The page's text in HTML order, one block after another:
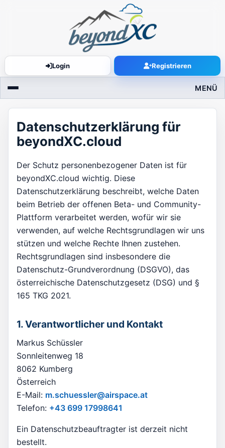
Login Registrieren
MENÜ
Datenschutzerklärung für
beyondXC.cloud
Der Schutz personenbezogener Daten ist für
beyondXC.cloud wichtig. Diese
Datenschutzerklärung beschreibt, welche Daten
beim Betrieb der offenen Beta- und Community-
Plattform verarbeitet werden, wofür wir sie
verwenden, auf welche Rechtsgrundlagen wir uns
stützen und welche Rechte Ihnen zustehen.
Rechtsgrundlagen sind insbesondere die
Datenschutz-Grundverordnung (DSGVO), das
österreichische Datenschutzgesetz (DSG) und §
165 TKG 2021.
1. Verantwortlicher und Kontakt
Markus Schüssler
Sonnleitenweg 18
8062 Kumberg
Österreich
E-Mail: m.schuessler@airspace.at
Telefon: +43 699 17998641
Ein Datenschutzbeauftragter ist derzeit nicht
bestellt.